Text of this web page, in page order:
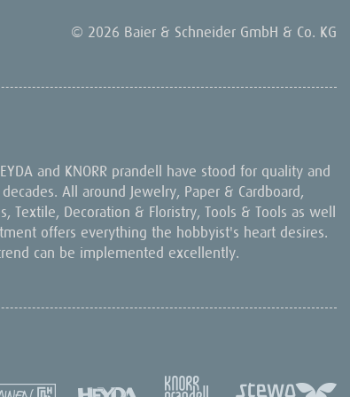
© 2026 Baier & Schneider GmbH & Co. KG
and KNORR prandell have stood for quality and
All around Jewelry, Paper & Cardboard,
Textile, Decoration & Floristry, Tools & Tools as well
offers everything the hobbyist's heart desires.
can be implemented excellently.